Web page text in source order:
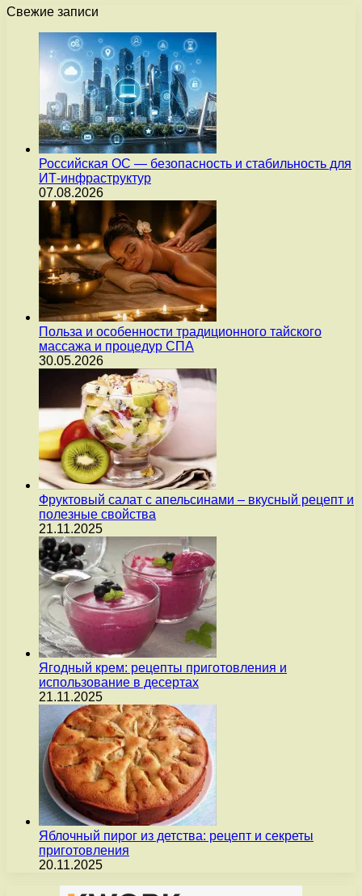
Свежие записи
Российская ОС — безопасность и стабильность для
ИТ-инфраструктур
07.08.2026
Польза и особенности традиционного тайского
массажа и процедур СПА
30.05.2026
Фруктовый салат с апельсинами – вкусный рецепт и
полезные свойства
21.11.2025
Ягодный крем: рецепты приготовления и
использование в десертах
21.11.2025
Яблочный пирог из детства: рецепт и секреты
приготовления
20.11.2025